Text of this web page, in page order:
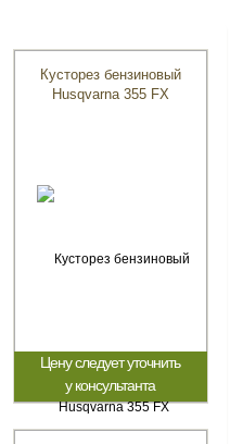
Кусторез бензиновый
Husqvarna 355 FX
Цену следует уточнить
у консультанта